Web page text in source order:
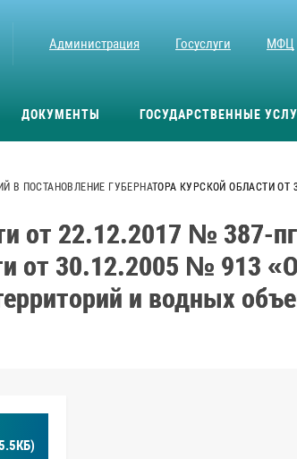
Администрация Госуслуги МФЦ
ДОКУМЕНТЫ ГОСУДАРСТВЕННЫЕ
В ПОСТАНОВЛЕНИЕ ГУБЕРНАТОРА КУРСКОЙ ОБЛАСТИ
от 22.12.2017 № 387-
от 30.12.2005 № 913
и водных